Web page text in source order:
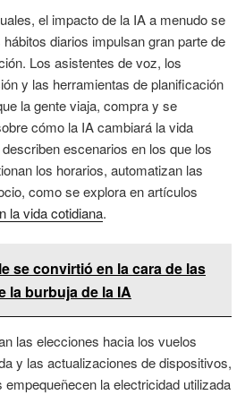
el impacto de la IA a menudo se
diarios impulsan gran parte de
Los asistentes de voz, los
y las herramientas de planificación
la gente viaja, compra y se
cómo la IA cambiará la vida
escenarios en los que los
los horarios, automatizan las
como se explora en artículos
la vida cotidiana.
se convirtió en la cara de las
la burbuja de la IA
las elecciones hacia los vuelos
y las actualizaciones de dispositivos,
la electricidad utilizada